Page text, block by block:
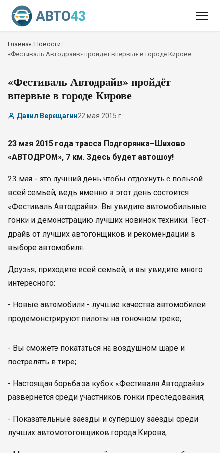
Главная Новости
«Фестиваль Автодрайв» пройдёт впервые в городе Кирове
«Фестиваль Автодрайв» пройдёт
впервые в городе Кирове
Данил Верещагин22 мая 2015 г.
23 мая 2015 года трасса Подгорянка–Шихово
«АВТОДРОМ», 7 км. Здесь будет автошоу!
23 мая - это лучший день чтобы отдохнуть с пользой
всей семьей, ведь именно в этот день состоится
«Фестиваль Автодрайв». Вы увидите автомобильные
гонки и демонстрацию лучших новинок техники. Тест-
драйв от лучших автогонщиков и рекомендации в
выборе автомобиля.
Друзья, приходите всей семьей, и вы увидите много
интересного:
- Новые автомобили - лучшие качества автомобилей
продемонстрируют пилоты на гоночном треке;
- Вы сможете покататься на воздушном шаре и
пострелять в тире;
- Настоящая борьба за кубок «Фестиваля Автодрайв»
развернется среди участников гонки преследования;
- Показательные заезды и супершоу заезды среди
лучших автомотогонщиков города Кирова;